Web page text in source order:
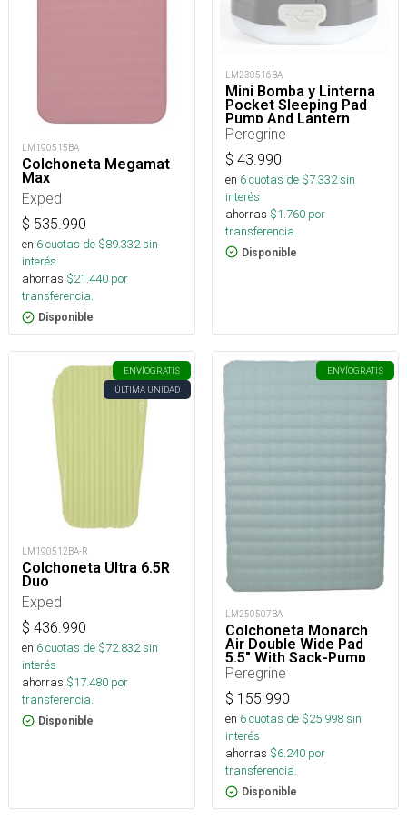
LM190515BA
Colchoneta Megamat
Max
Exped
$ 535.990
en 6cuotas de $89.332sin
interés
ahorras $21.440 por
transferencia.
Disponible
LM230516BA
Mini Bomba y Linterna
Pocket Sleeping Pad
Pump And Lantern
Peregrine
$ 43.990
en 6cuotas de $7.332sin
interés
ahorras $1.760 por
transferencia.
Disponible
ENVÍOGRATIS
ÚLTIMA UNIDAD
LM190512BA-R
Colchoneta Ultra 6.5R
Duo
Exped
$ 436.990
en 6cuotas de $72.832sin
interés
ahorras $17.480 por
transferencia.
Disponible
ENVÍOGRATIS
LM250507BA
Colchoneta Monarch
Air Double Wide Pad
5.5" With Sack-Pump
Peregrine
$ 155.990
en 6cuotas de $25.998sin
interés
ahorras $6.240 por
transferencia.
Disponible